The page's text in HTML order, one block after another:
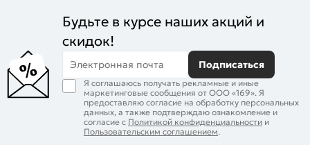
Будьте в курсе наших акций и
скидок!
Электронная почта Подписаться
Я соглашаюсь получать рекламные и иные
маркетинговые сообщения от ООО «169». Я
предоставляю согласие на обработку персональных
данных, а также подтверждаю ознакомление и
согласие с Политикой конфиденциальности и
Пользовательским соглашением.